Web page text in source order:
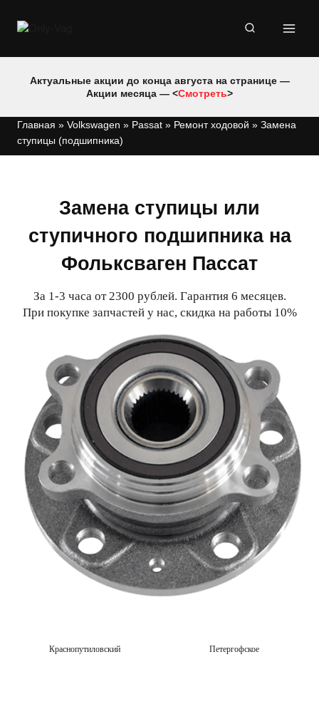
Актуальные акции до конца августа на странице —
Акции месяца — <Смотреть>
Главная » Volkswagen » Passat » Ремонт ходовой » Замена
ступицы (подшипника)
Замена ступицы или
ступичного подшипника на
Фольксваген Пассат
За 1-3 часа от 2300 рублей. Гарантия 6 месяцев.
При покупке запчастей у нас, скидка на работы 10%
Краснопутиловский Петергофское